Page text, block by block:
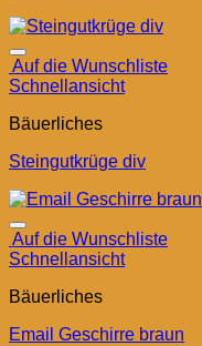
Auf die Wunschliste
Schnellansicht
Bäuerliches
Steingutkrüge div
Auf die Wunschliste
Schnellansicht
Bäuerliches
Email Geschirre braun